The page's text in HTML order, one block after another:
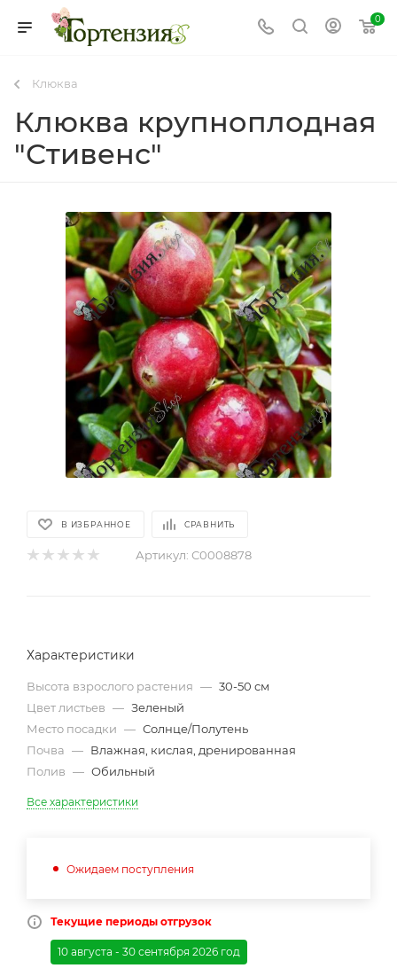
0
Клюква
Клюква крупноплодная
"Стивенс"
В ИЗБРАННОЕ СРАВНИТЬ
Артикул: С0008878
Характеристики
Высота взрослого растения — 30-50 см
Цвет листьев — Зеленый
Место посадки — Солнце/Полутень
Почва — Влажная, кислая, дренированная
Полив — Обильный
Все характеристики
Ожидаем поступления
Текущие периоды отгрузок
10 августа - 30 сентября 2026 год